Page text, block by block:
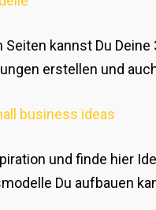
kannst Du Deine
erstellen und
business ideas
und finde hier
Du aufbauen